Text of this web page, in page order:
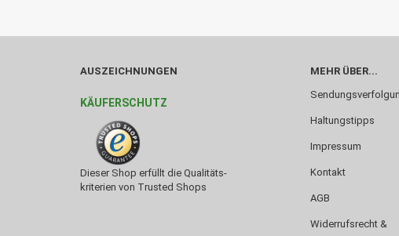
AUSZEICHNUNGEN
KÄUFERSCHUTZ
Dieser Shop erfüllt die Qualitäts-
kriterien von Trusted Shops
MEHR ÜBER...
Haltungstipps
Impressum
Kontakt
AGB
Widerrufsrecht &